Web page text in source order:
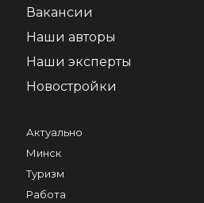
Вакансии
Наши авторы
Наши эксперты
Новостройки
Актуально
Минск
Туризм
Работа